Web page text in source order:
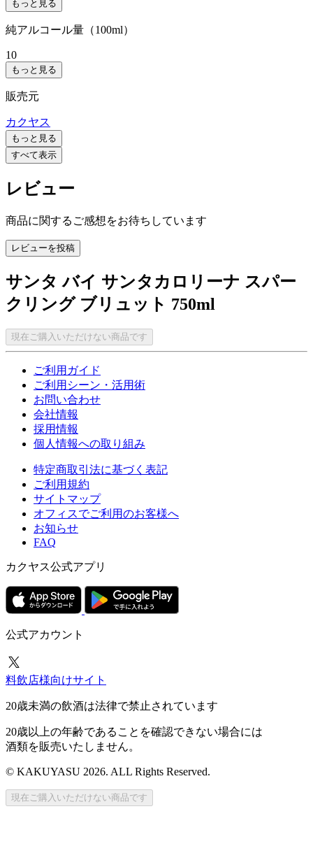
もっと見る
純アルコール量（100ml）
10
もっと見る
販売元
カクヤス
もっと見る
すべて表示
レビュー
商品に関するご感想をお待ちしています
レビューを投稿
サンタ バイ サンタカロリーナ スパー
クリング ブリュット 750ml
現在ご購入いただけない商品です
ご利用ガイド
ご利用シーン・活用術
お問い合わせ
会社情報
採用情報
個人情報への取り組み
特定商取引法に基づく表記
ご利用規約
サイトマップ
オフィスでご利用のお客様へ
お知らせ
FAQ
カクヤス公式アプリ
公式アカウント
料飲店様向けサイト
20歳未満の飲酒は法律で禁止されています
20歳以上の年齢であることを確認できない場合には
酒類を販売いたしません。
© KAKUYASU 2026. ALL Rights Reserved.
現在ご購入いただけない商品です